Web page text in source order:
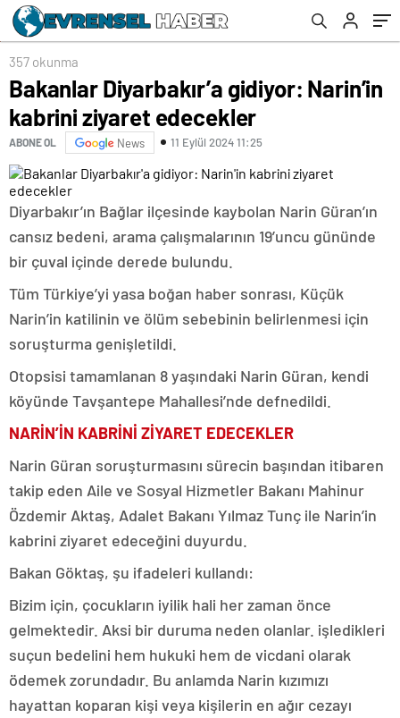
357 okunma
Bakanlar Diyarbakır’a gidiyor: Narin’in
kabrini ziyaret edecekler
ABONE OL News 11 Eylül 2024 11:25
Diyarbakır’ın Bağlar ilçesinde kaybolan Narin Güran’ın
cansız bedeni, arama çalışmalarının 19’uncu gününde
bir çuval içinde derede bulundu.
Tüm Türkiye’yi yasa boğan haber sonrası, Küçük
Narin’in katilinin ve ölüm sebebinin belirlenmesi için
soruşturma genişletildi.
Otopsisi tamamlanan 8 yaşındaki Narin Güran, kendi
köyünde Tavşantepe Mahallesi’nde defnedildi.
NARİN’İN KABRİNİ ZİYARET EDECEKLER
Narin Güran soruşturmasını sürecin başından itibaren
takip eden Aile ve Sosyal Hizmetler Bakanı Mahinur
Özdemir Aktaş, Adalet Bakanı Yılmaz Tunç ile Narin’in
kabrini ziyaret edeceğini duyurdu.
Bakan Göktaş, şu ifadeleri kullandı:
Bizim için, çocukların iyilik hali her zaman önce
gelmektedir. Aksi bir duruma neden olanlar. işledikleri
suçun bedelini hem hukuki hem de vicdani olarak
ödemek zorundadır. Bu anlamda Narin kızımızı
hayattan koparan kişi veya kişilerin en ağır cezayı